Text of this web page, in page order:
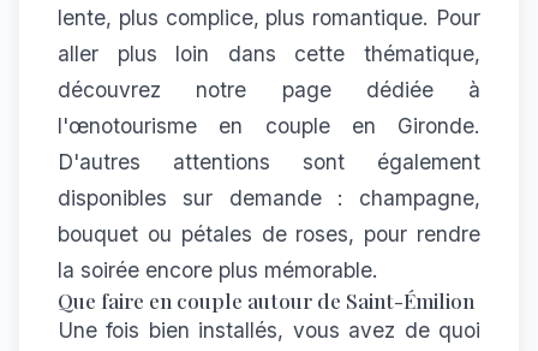
lente, plus complice, plus romantique. Pour
aller plus loin dans cette thématique,
découvrez notre page dédiée à
l'œnotourisme en couple en Gironde.
D'autres attentions sont également
disponibles sur demande : champagne,
bouquet ou pétales de roses, pour rendre
la soirée encore plus mémorable.
Que faire en couple autour de Saint-Émilion
Une fois bien installés, vous avez de quoi